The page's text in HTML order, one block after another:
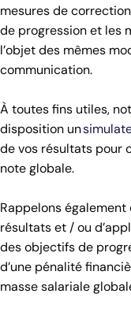
mesures de
de progression et les
l’objet des mêmes
communication.
À toutes fins utiles,
disposition un
de vos résultats pour
note globale.
Rappelons
résultats et / ou
des objectifs de
d’une pénalité
masse salariale